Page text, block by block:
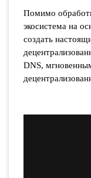
Помимо
экосистема на
создать
DNS,